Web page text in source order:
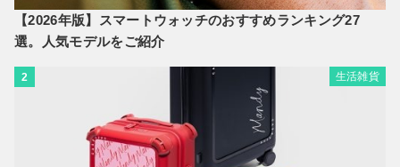
【2026年版】スマートウォッチのおすすめランキング27
選。人気モデルをご紹介
2 生活雑貨